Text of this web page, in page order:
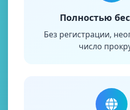
Полностью
Без регистрации,
число